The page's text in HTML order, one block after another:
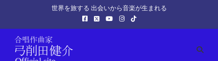
世界を旅する 出会いから音楽が生まれる